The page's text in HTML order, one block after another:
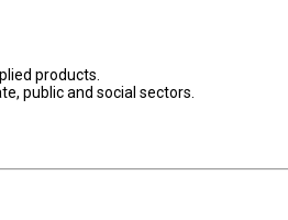
products.
public and social sectors.